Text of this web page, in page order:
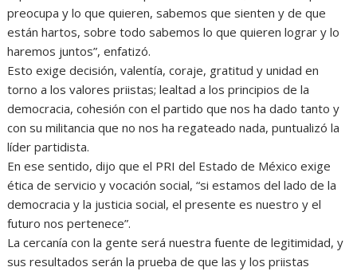
preocupa y lo que quieren, sabemos que sienten y de que
están hartos, sobre todo sabemos lo que quieren lograr y lo
haremos juntos”, enfatizó.
Esto exige decisión, valentía, coraje, gratitud y unidad en
torno a los valores priistas; lealtad a los principios de la
democracia, cohesión con el partido que nos ha dado tanto y
con su militancia que no nos ha regateado nada, puntualizó la
líder partidista.
En ese sentido, dijo que el PRI del Estado de México exige
ética de servicio y vocación social, “si estamos del lado de la
democracia y la justicia social, el presente es nuestro y el
futuro nos pertenece”.
La cercanía con la gente será nuestra fuente de legitimidad, y
sus resultados serán la prueba de que las y los priistas